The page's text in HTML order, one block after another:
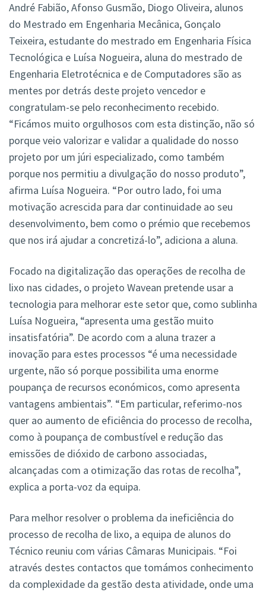
André Fabião, Afonso Gusmão, Diogo Oliveira, alunos
do Mestrado em Engenharia Mecânica, Gonçalo
Teixeira, estudante do mestrado em Engenharia Física
Tecnológica e Luísa Nogueira, aluna do mestrado de
Engenharia Eletrotécnica e de Computadores são as
mentes por detrás deste projeto vencedor e
congratulam-se pelo reconhecimento recebido.
“Ficámos muito orgulhosos com esta distinção, não só
porque veio valorizar e validar a qualidade do nosso
projeto por um júri especializado, como também
porque nos permitiu a divulgação do nosso produto”,
afirma Luísa Nogueira. “Por outro lado, foi uma
motivação acrescida para dar continuidade ao seu
desenvolvimento, bem como o prémio que recebemos
que nos irá ajudar a concretizá-lo”, adiciona a aluna.
Focado na digitalização das operações de recolha de
lixo nas cidades, o projeto Wavean pretende usar a
tecnologia para melhorar este setor que, como sublinha
Luísa Nogueira, “apresenta uma gestão muito
insatisfatória”. De acordo com a aluna trazer a
inovação para estes processos “é uma necessidade
urgente, não só porque possibilita uma enorme
poupança de recursos económicos, como apresenta
vantagens ambientais”. “Em particular, referimo-nos
quer ao aumento de eficiência do processo de recolha,
como à poupança de combustível e redução das
emissões de dióxido de carbono associadas,
alcançadas com a otimização das rotas de recolha”,
explica a porta-voz da equipa.
Para melhor resolver o problema da ineficiência do
processo de recolha de lixo, a equipa de alunos do
Técnico reuniu com várias Câmaras Municipais. “Foi
através destes contactos que tomámos conhecimento
da complexidade da gestão desta atividade, onde uma